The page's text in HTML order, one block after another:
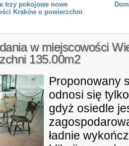
trzy pokojowe nowe
Kraków o powierzchni
w miejscowości
135.00m2
Proponowany
odnosi się
gdyż osiedle
ładnie